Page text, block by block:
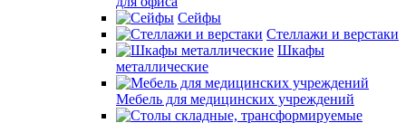
Сейфы
Стеллажи и верстаки
Шкафы
металлические
Мебель для медицинских учреждений